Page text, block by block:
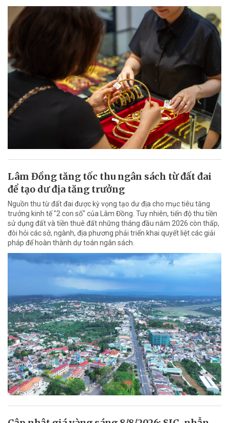
Lâm Đồng tăng tốc thu ngân sách từ đất đai
để tạo dư địa tăng trưởng
Nguồn thu từ đất đai được kỳ vọng tạo dư địa cho mục tiêu tăng
trưởng kinh tế "2 con số" của Lâm Đồng. Tuy nhiên, tiến độ thu tiền
sử dụng đất và tiền thuê đất những tháng đầu năm 2026 còn thấp,
đòi hỏi các sở, ngành, địa phương phải triển khai quyết liệt các giải
pháp để hoàn thành dự toán ngân sách.